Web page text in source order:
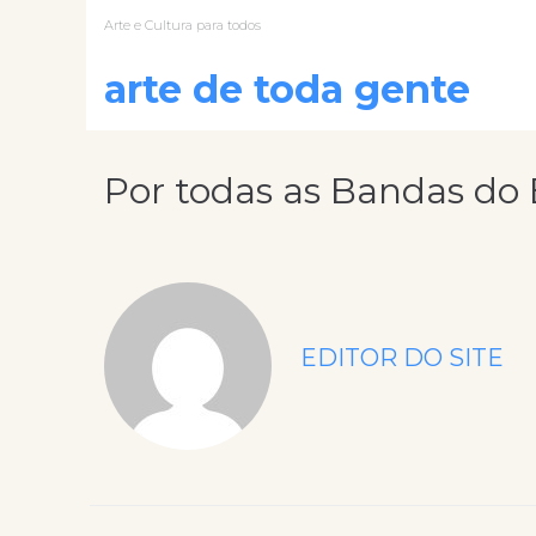
Arte e Cultura para todos
arte de toda gente
Por todas as Bandas do
EDITOR DO SITE